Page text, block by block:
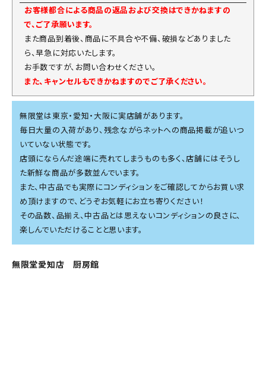
お客様都合による商品の返品および交換はできかねますの
で、ご了承願います。
また商品到着後、商品に不具合や不備、破損などありました
ら、早急に対応いたします。
お手数ですが、お問い合わせください。
また、キャンセルもできかねますのでご了承ください。
無限堂は東京・愛知・大阪に実店舗があります。
毎日大量の入荷があり、残念ながらネットへの商品掲載が追いつ
いていない状態です。
店頭にならんだ途端に売れてしまうものも多く、店舗にはそうし
た新鮮な商品が多数並んでいます。
また、中古品でも実際にコンディションをご確認してからお買い求
め頂けますので、どうぞお気軽にお立ち寄りください！
その品数、品揃え、中古品とは思えないコンディションの良さに、
楽しんでいただけることと思います。
無限堂愛知店 厨房館